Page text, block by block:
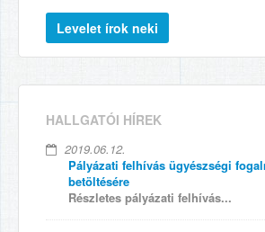
HALLGATÓI HÍREK
2019.06.12.
Pályázati felhívás ügyészségi
betöltésére
Részletes pályázati felhívás...